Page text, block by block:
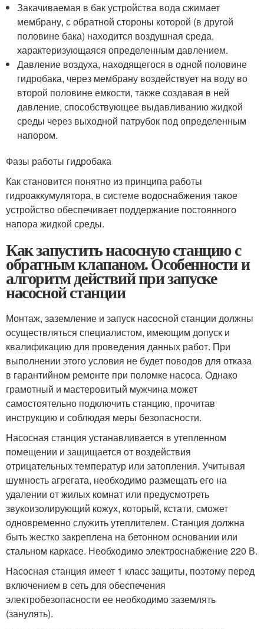
Закачиваемая в бак устройства вода сжимает
мембрану, с обратной стороны которой (в другой
половине бака) находится воздушная среда,
характеризующаяся определенным давлением.
Давление воздуха, находящегося в одной половине
гидробака, через мембрану воздействует на воду во
второй половине емкости, также создавая в ней
давление, способствующее выдавливанию жидкой
среды через выходной патрубок под определенным
напором.
Фазы работы гидробака
Как становится понятно из принципа работы
гидроаккумулятора, в системе водоснабжения такое
устройство обеспечивает поддержание постоянного
напора жидкой среды.
Как запустить насосную станцию с
обратным клапаном. Особенности и
алгоритм действий при запуске
насосной станции
Монтаж, заземление и запуск насосной станции должны
осуществляться специалистом, имеющим допуск и
квалификацию для проведения данных работ. При
выполнении этого условия не будет поводов для отказа
в гарантийном ремонте при поломке насоса. Однако
грамотный и мастеровитый мужчина может
самостоятельно подключить станцию, прочитав
инструкцию и соблюдая меры безопасности.
Насосная станция устанавливается в утепленном
помещении и защищается от воздействия
отрицательных температур или затопления. Учитывая
шумность агрегата, необходимо размещать его на
удалении от жилых комнат или предусмотреть
звукоизолирующий кожух, который, кстати, сможет
одновременно служить утеплителем. Станция должна
быть жестко закреплена на бетонном основании или
стальном каркасе. Необходимо электроснабжение 220 В.
Насосная станция имеет 1 класс защиты, поэтому перед
включением в сеть для обеспечения
электробезопасности ее необходимо заземлять
(занулять).